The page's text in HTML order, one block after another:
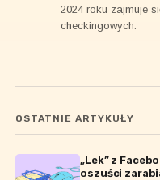
2024 roku zajmuje
checkingowych.
OSTATNIE ARTYKUŁY
„Lek” z
oszuści